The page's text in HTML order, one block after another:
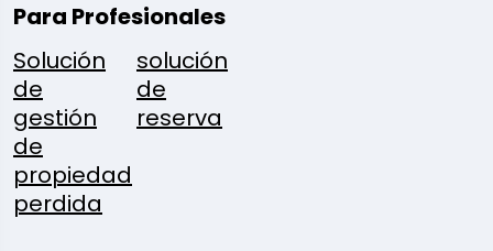
Para Profesionales
Solución
de
gestión
de
propiedad
perdida
solución
de
reserva